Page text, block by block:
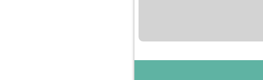
pentru bani.